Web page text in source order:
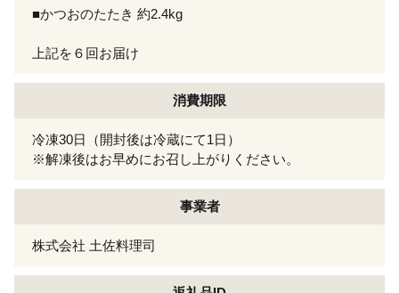
■かつおのたたき 約2.4kg
上記を６回お届け
消費期限
冷凍30日（開封後は冷蔵にて1日）
※解凍後はお早めにお召し上がりください。
事業者
株式会社 土佐料理司